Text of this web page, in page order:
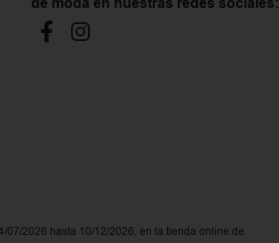
07/2026 hasta 10/12/2026, en la tienda online de